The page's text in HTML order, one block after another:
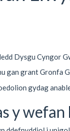
Dysgu Cyngor
gan grant Gronfa
gydag
y wefan